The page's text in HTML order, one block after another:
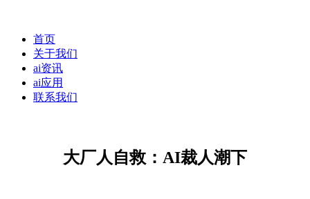
首页
关于我们
ai资讯
ai应用
联系我们
大厂人自救：AI裁人潮下